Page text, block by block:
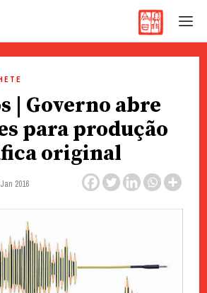
| Governo abre
para produção
original
2016